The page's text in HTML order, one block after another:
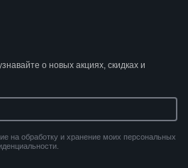
о новых акциях, скидках и
на обработку и хранение моих персональных